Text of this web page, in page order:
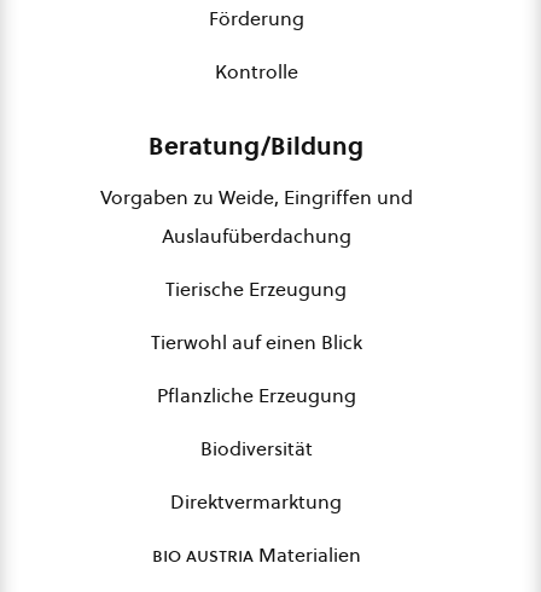
Förderung
Kontrolle
Beratung/Bildung
Vorgaben zu Weide, Eingriffen und
Auslaufüberdachung
Tierische Erzeugung
Tierwohl auf einen Blick
Pflanzliche Erzeugung
Biodiversität
Direktvermarktung
bio austriaMaterialien